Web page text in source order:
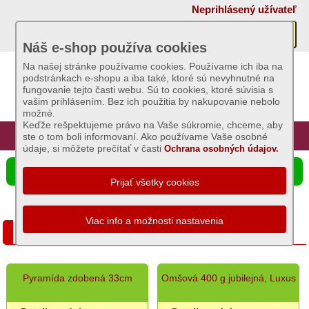
Neprihlásený užívateľ
Úvod Hlavná stránka Prihlásenie Registrácia
Náš e-shop používa cookies
Na našej stránke používame cookies. Používame ich iba na
podstránkach e-shopu a iba také, ktoré sú nevyhnutné na
fungovanie tejto časti webu. Sú to cookies, ktoré súvisia s
vašim prihlásením. Bez ich použitia by nakupovanie nebolo
možné.
Keďže rešpektujeme právo na Vaše súkromie, chceme, aby
ste o tom boli informovaní. Ako používame Vaše osobné
údaje, si môžete prečítať v častiOchrana osobných údajov.
☰ Ponuka produktov
Akcie
Sviečky
Základný
sortiment
Dekoratívne
a
voňavé
sviece
celoročné
Čajové
sviece
Omšové
zdobené
-
Jubilejné sviece
Pyramída zdobená 33cm Omšová 400 g jubilejná, Luxus